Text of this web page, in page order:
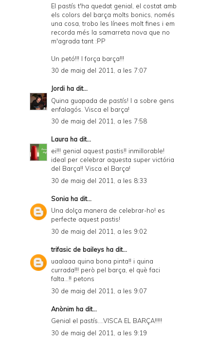
El pastís t'ha quedat genial, el costat amb
els colors del barça molts bonics, només
una cosa, trobo les línees molt fines i em
recorda més la samarreta nova que no
m'agrada tant :PP
Un petó!!! I força barça!!!
30 de maig del 2011, a les 7:07
Jordi ha dit...
Quina guapada de pastís! I a sobre gens
enfalagós. Visca el barça!
30 de maig del 2011, a les 7:58
Laura ha dit...
ei!!! genial aquest pastis!! inmillorable!
ideal per celebrar aquesta super victória
del Barça!! Visca el Barça!
30 de maig del 2011, a les 8:33
Sonia ha dit...
Una dolça manera de celebrar-ho! es
perfecte aquest pastis!
30 de maig del 2011, a les 9:02
trifasic de baileys ha dit...
uaalaaa quina bona pinta!! i quina
currada!!! però pel barça, el què faci
falta...!! petons
30 de maig del 2011, a les 9:07
Anònim ha dit...
Genial el pastís....VISCA EL BARÇA!!!!!
30 de maig del 2011, a les 9:19